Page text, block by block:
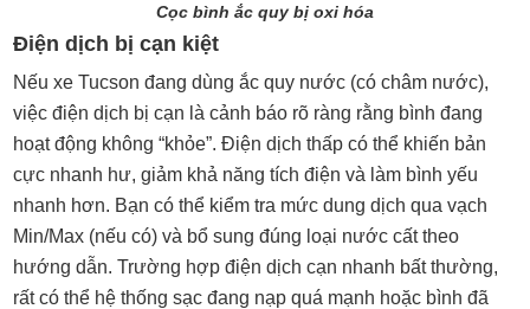
Cọc bình ắc quy bị oxi hóa
Điện dịch bị cạn kiệt
Nếu xe Tucson đang dùng ắc quy nước (có châm nước),
việc điện dịch bị cạn là cảnh báo rõ ràng rằng bình đang
hoạt động không “khỏe”. Điện dịch thấp có thể khiến bản
cực nhanh hư, giảm khả năng tích điện và làm bình yếu
nhanh hơn. Bạn có thể kiểm tra mức dung dịch qua vạch
Min/Max (nếu có) và bổ sung đúng loại nước cất theo
hướng dẫn. Trường hợp điện dịch cạn nhanh bất thường,
rất có thể hệ thống sạc đang nạp quá mạnh hoặc bình đã